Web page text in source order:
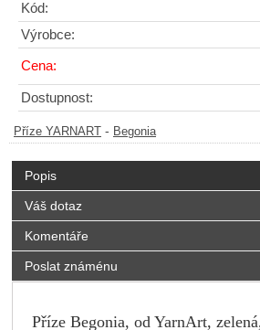
Kód:
Výrobce:
Cena:
Dostupnost:
Příze YARNART - Begonia
Popis
Váš dotaz
Komentáře
Poslat známénu
Příze Begonia, od YarnArt,